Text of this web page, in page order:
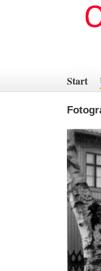
innehåll
Start